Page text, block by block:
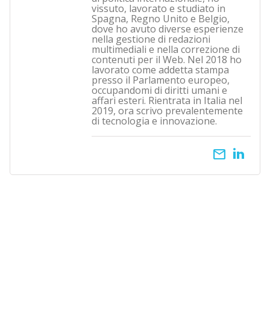
vissuto, lavorato e studiato in
Spagna, Regno Unito e Belgio,
dove ho avuto diverse esperienze
nella gestione di redazioni
multimediali e nella correzione di
contenuti per il Web. Nel 2018 ho
lavorato come addetta stampa
presso il Parlamento europeo,
occupandomi di diritti umani e
affari esteri. Rientrata in Italia nel
2019, ora scrivo prevalentemente
di tecnologia e innovazione.
email